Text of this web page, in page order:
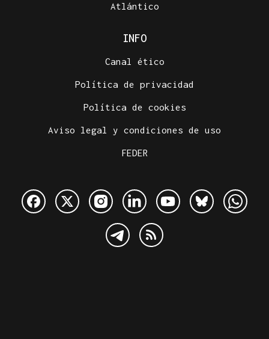
Atlántico
INFO
Canal ético
Política de privacidad
Política de cookies
Aviso legal y condiciones de uso
FEDER